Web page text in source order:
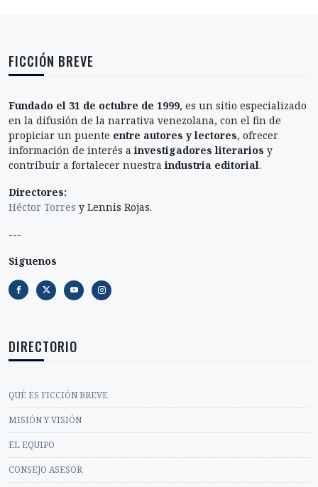
FICCIÓN BREVE
Fundado el 31 de octubre de 1999, es un sitio especializado
en la difusión de la narrativa venezolana, con el fin de
propiciar un puente entre autores y lectores, ofrecer
información de interés ainvestigadores literarios y
contribuir a fortalecer nuestraindustria editorial.
Directores:
Héctor Torres y Lennis Rojas.
---
Siguenos
DIRECTORIO
QUÉ ES FICCIÓN BREVE
MISIÓN Y VISIÓN
EL EQUIPO
CONSEJO ASESOR